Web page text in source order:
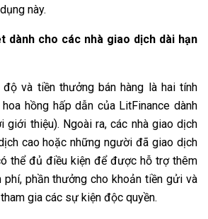
này.
dành cho các nhà giao dịch dài hạn
và tiền thưởng bán hàng là hai tính
hồng hấp dẫn của LitFinance dành
giới thiệu). Ngoài ra, các nhà giao dịch
cao hoặc những người đã giao dịch
thể đủ điều kiện để được hỗ trợ thêm
phần thưởng cho khoản tiền gửi và
gia các sự kiện độc quyền.